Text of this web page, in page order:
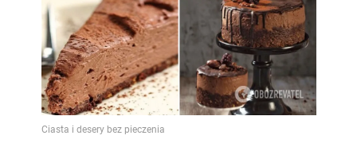
Ciasta i desery bez pieczenia